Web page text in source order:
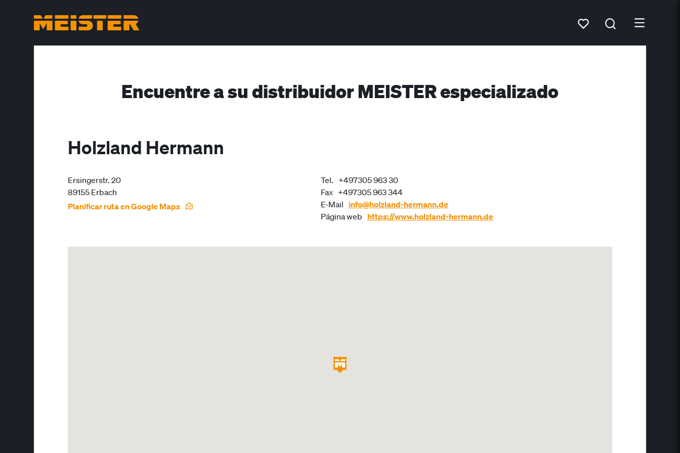
Encuentre a su distribuidor MEISTER especializado
Holzland Hermann
Ersingerstr. 20
89155 Erbach
Planificar ruta en Google Maps
Tel. +497305 963 30
Fax +497305 963 344
E-Mail info@holzland-hermann.de
Página web https://www.holzland-hermann.de